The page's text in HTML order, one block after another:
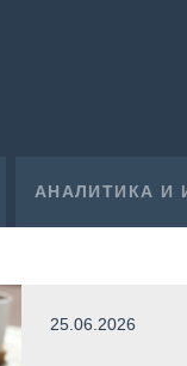
АНАЛИТИКА И
25.06.2026